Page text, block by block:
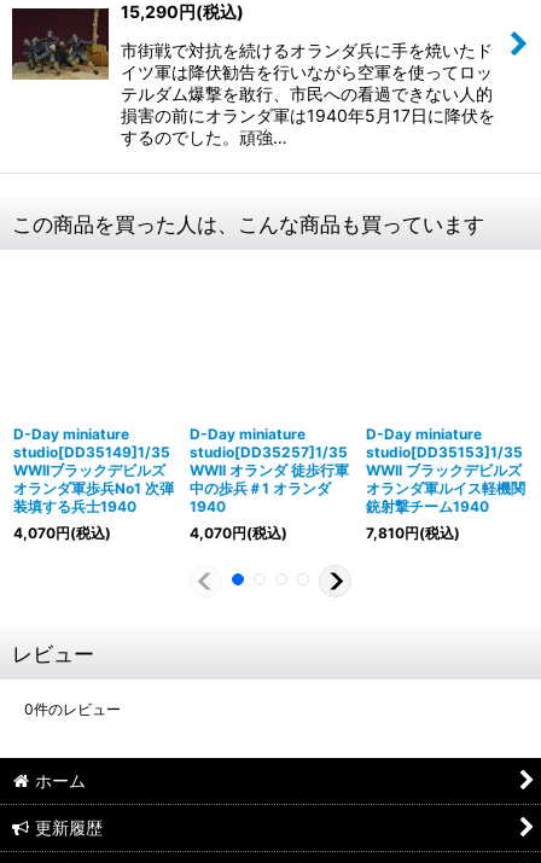
15,290円(税込)
市街戦で対抗を続けるオランダ兵に手を焼いたド
イツ軍は降伏勧告を行いながら空軍を使ってロッ
テルダム爆撃を敢行、市民への看過できない人的
損害の前にオランダ軍は1940年5月17日に降伏を
するのでした。頑強…
この商品を買った人は、こんな商品も買っています
D-Day miniature
studio[DD35149]1/35
WWIIブラックデビルズ
オランダ軍歩兵No1 次弾
装填する兵士1940
4,070円(税込)
D-Day miniature
studio[DD35257]1/35
WWII オランダ 徒歩行軍
中の歩兵＃1 オランダ
1940
4,070円(税込)
D-Day miniature
studio[DD35153]1/35
WWII ブラックデビルズ
オランダ軍ルイス軽機関
銃射撃チーム1940
7,810円(税込)
レビュー
0件のレビュー
ホーム
更新履歴